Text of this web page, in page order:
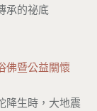
承的祕底
佛暨公益關懷
降生時，大地震